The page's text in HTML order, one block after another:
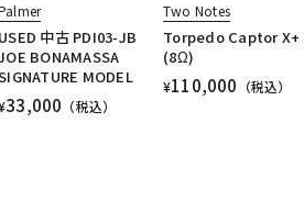
USED 中古 PDI03-JB
BONAMASSA
MODEL
33,000 （税込）
Two Notes
Torpedo Captor X+
(8Ω)
¥110,000 （税込）